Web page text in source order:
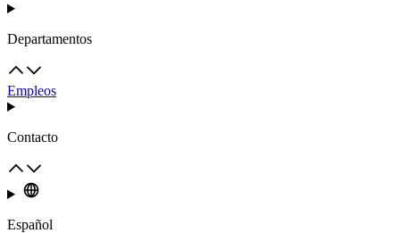
Departamentos
Empleos
Contacto
Español